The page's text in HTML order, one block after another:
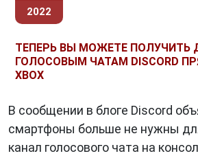
2022
ТЕПЕРЬ ВЫ МОЖЕТЕ ПОЛУЧИТЬ
ГОЛОСОВЫМ ЧАТАМ DISCORD
XBOX
В сообщении в блоге Discord
смартфоны больше не нужны
канал голосового чата на